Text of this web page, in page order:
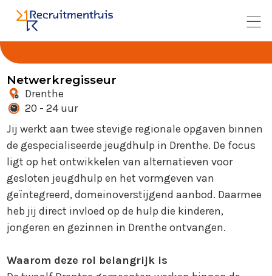
Netwerkregisseur
Drenthe
20 - 24 uur
Jij werkt aan twee stevige regionale opgaven binnen
de gespecialiseerde jeugdhulp in Drenthe. De focus
ligt op het ontwikkelen van alternatieven voor
gesloten jeugdhulp en het vormgeven van
geïntegreerd, domeinoverstijgend aanbod. Daarmee
heb jij direct invloed op de hulp die kinderen,
jongeren en gezinnen in Drenthe ontvangen.
Waarom deze rol belangrijk is